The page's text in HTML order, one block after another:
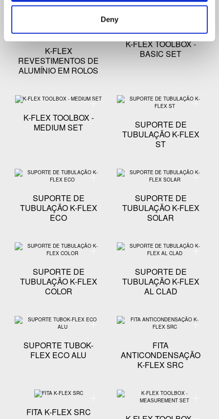
Deny
K-FLEX
REVESTIMENTOS DE
ALUMÍNIO EM ROLOS
K-FLEX TOOLBOX -
BASIC SET
K-FLEX TOOLBOX -
MEDIUM SET
Especificação técnica - K-FLEX TOOLBOX - MEDIUM
SUPORTE DE
TUBULAÇÃO K-FLEX
ST
SUPORTE DE
TUBULAÇÃO K-FLEX
ECO
Especificação técnica - SUPORTE DE TUBULAÇÃO
SUPORTE DE
TUBULAÇÃO K-FLEX
SOLAR
SUPORTE DE
TUBULAÇÃO K-FLEX
COLOR
Especificação técnica - SUPORTE DE TUBULAÇÃO
SUPORTE DE
TUBULAÇÃO K-FLEX
AL CLAD
SUPORTE TUBOK-
FLEX ECO ALU
Especificação técnica - SUPORTE TUBOK-FLEX ECO
FITA
ANTICONDENSAÇÃO
K-FLEX SRC
FITA K-FLEX SRC
Especificação técnica - FITA K-FLEX SRC